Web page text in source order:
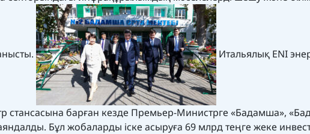
Итальялық ENI
стансасына барған кезде Премьер-Министрге «Бадамша»,
Бұл жобаларды іске асыруға 69 млрд теңге жеке